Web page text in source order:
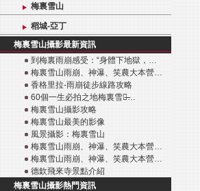
梅裏雪山
稻城-亞丁
梅裏雪山攝影最新資訊
到梅裏雨崩感受：“身體下地獄，…
梅裏雪山雨崩、神瀑、笑農大本營…
香格里拉-雨崩徒步線路攻略
60個一生必拍之地梅裏雪山̶…
梅裏雪山攝影攻略
梅裏雪山最美的影像
風景攝影：梅裏雪山
梅裏雪山雨崩、神瀑、笑農大本營…
梅裏雪山雨崩、神瀑、笑農大本營…
德欽飛來寺景點介紹
梅裏雪山攝影熱門資訊